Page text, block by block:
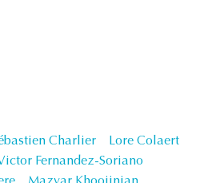
Charlier
Lore Colaert
Fernandez-Soriano